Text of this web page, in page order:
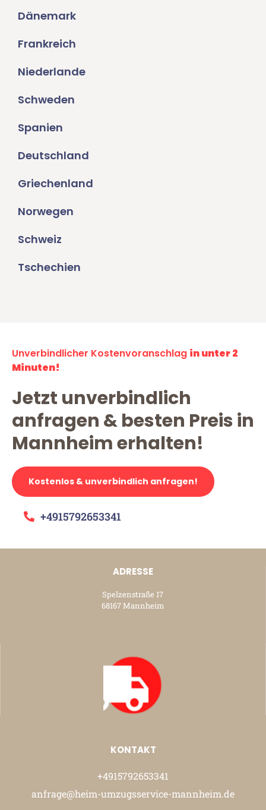
Dänemark
Frankreich
Niederlande
Schweden
Spanien
Deutschland
Griechenland
Norwegen
Schweiz
Tschechien
Unverbindlicher Kostenvoranschlag in unter 2
Minuten!
Jetzt unverbindlich
anfragen & besten Preis in
Mannheim erhalten!
Kostenlos & unverbindlich anfragen!
+4915792653341
ADRESSE
Spelzenstraße 17
68167 Mannheim
KONTAKT
+4915792653341
anfrage@heim-umzugsservice-mannheim.de